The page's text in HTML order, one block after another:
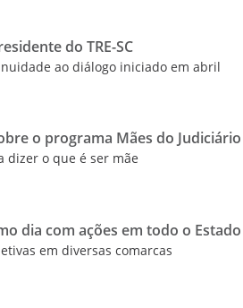
do TRE-SC
ao diálogo iniciado em abril
o programa Mães do Judiciário
dizer o que é ser mãe
dia com ações em todo o Estado
em diversas comarcas